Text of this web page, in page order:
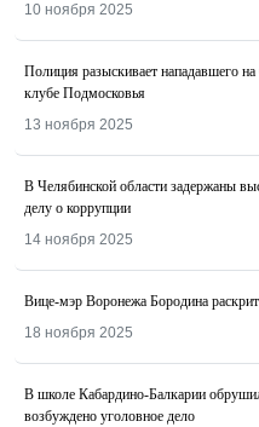
10 ноября 2025
Полиция разыскивает нападавшего
клубе Подмосковья
13 ноября 2025
В Челябинской области задержаны
делу о коррупции
14 ноября 2025
Вице-мэр Воронежа Бородина
18 ноября 2025
В школе Кабардино-Балкарии
возбуждено уголовное дело